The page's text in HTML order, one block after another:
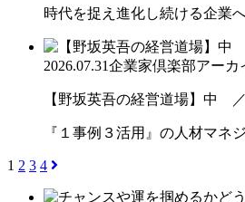
時代を捉え進化し続ける企業
2026.07.31企業家倶楽部アーカ
【野坂英吾の経営道場】中
『１事例３活用』の人材マネ
1 2 3 4